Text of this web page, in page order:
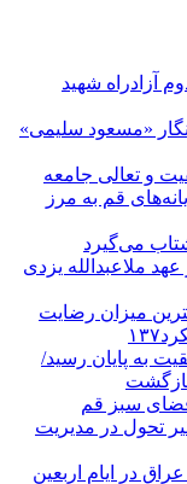
آزادراه شهید
«مسعود سلیمی»
از پایانه‌های قم به مرز
می‌گیرد
ملاعبدالله یزدی
قم با بیشترین میزان رضایت
به پایان رسید/
فضای سبز قم
تحول در مدیریت
عراق در ایام اربعین